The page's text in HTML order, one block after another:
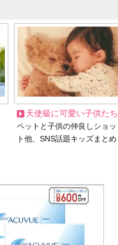
天使級に可愛い子供たち
ペットと子供の仲良しショッ
ト他、SNS話題キッズまとめ